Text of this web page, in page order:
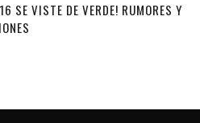
SE VISTE DE VERDE! RUMORES Y